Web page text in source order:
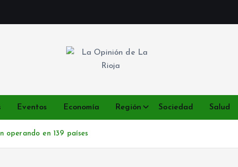
Eventos Economía Región Sociedad Salud
operando en 139 países